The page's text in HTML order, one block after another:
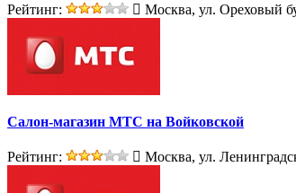
Рейтинг: Москва, ул. Ореховый
Салон-магазин МТС на Войковской
Рейтинг: Москва, ул.